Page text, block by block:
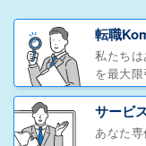
転職
私たち
を最大
サービ
あなた